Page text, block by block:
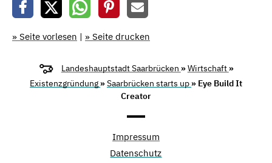
» Seite vorlesen | » Seite drucken
Landeshauptstadt Saarbrücken »Wirtschaft »
Existenzgründung »Saarbrücken starts up » Eye Build It
Creator
Impressum
Datenschutz